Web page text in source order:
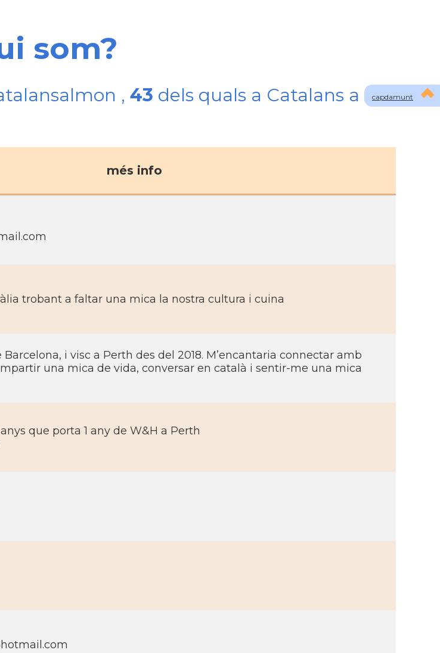
capdamunt
som?
, 43 dels quals a Catalans a
més info
trobant a faltar una mica la nostra cultura i cuina
Barcelona, i visc a Perth des del 2018. M’encantaria connectar amb
una mica de vida, conversar en català i sentir-me una mica
que porta 1 any de W&H a Perth